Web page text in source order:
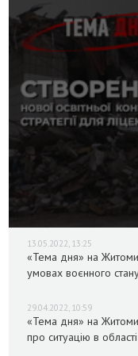
13.05.2022, 13:25
«Тема дня» на
умовах воєнного
29.04.2022, 10:59
«Тема дня» на
про ситуацію в області